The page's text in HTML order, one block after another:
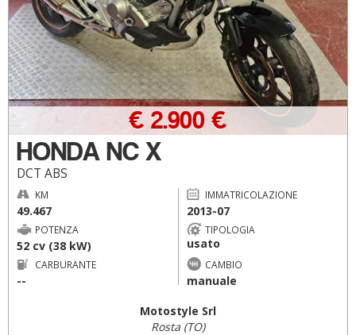
HONDA NC X
DCT ABS
€ 2.900 €
KM
49.467
IMMATRICOLAZIONE
2013-07
POTENZA
52 cv (38 kW)
TIPOLOGIA
usato
CARBURANTE
--
CAMBIO
manuale
Motostyle Srl
Rosta (TO)